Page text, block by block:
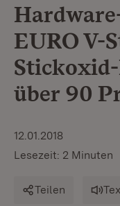
EURO V-
über 90
12.01.2018
Lesezeit: 2 Minuten
Teilen